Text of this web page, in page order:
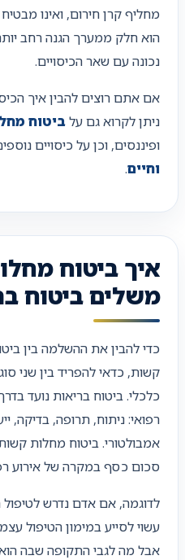
מחליף קרן חירום, ואינו
הוא חלק ממערך הגנה רחב
נכונה עם שאר הכיסויים.
אם אתם רוצים להבין איך
ניתן לקרוא גם עלביטוח
ופיננסים, וכן על כיסויים
וחיים.
איך ביטוח
משלים ביטוח
כדי להבין את ההשלמה בין
קשות, כדאי להפריד בין שני
כלכלי. ביטוח בריאות נועד
רפואי: ניתוח, תרופה, בדיקה,
אמבולטורי. ביטוח מחלות
סכום כסף במקרה של אירוע
לדוגמה, אם אדם נדרש לטיפול
עשוי לסייע במימון הטיפול
אבל מה לגבי התקופה שבה